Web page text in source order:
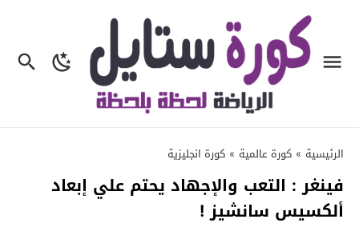
الرئيسية » كورة عالمية » كورة انجليزية
فينغر : التعب والإجهاد يحتم علي إبعاد
ألكسيس سانشيز !